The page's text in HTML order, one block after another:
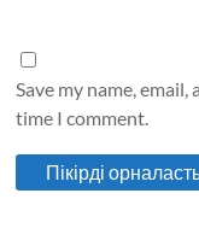
Save my name,
time I comment.